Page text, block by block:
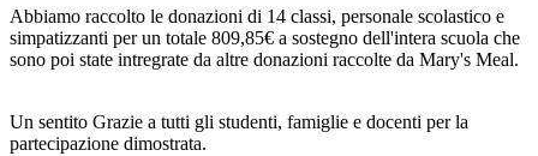
Abbiamo raccolto le donazioni di 14 classi, personale scolastico e
simpatizzanti per un totale 809,85€ a sostegno dell'intera scuola che
sono poi state intregrate da altre donazioni raccolte da Mary's Meal.
Un sentito Grazie a tutti gli studenti, famiglie e docenti per la
partecipazione dimostrata.